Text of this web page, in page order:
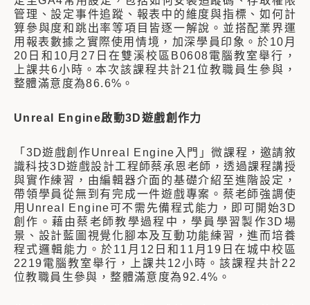
管理、設定事件追蹤、報表中的維度與指標、如何計
算參與度和跳出率等項目皆逐一解說。並搭配業界運
用報表數據之實際使用情境，加深學員印象。於10月
20日和10月27日在雙溪校區B0608電腦教室舉行，
上課共6小時。本次該課程共計21位教職員生參與，
整體滿意度為86.6%。
Unreal Engine啟動3D遊戲創作力
「3D遊戲創作Unreal Engine入門」微課程，邀請敘
識科技3D遊戲設計工程師蔡承恩老師，透過課程講授
與實作練習，由編輯器介面的基礎介紹至進階設定，
帶領學員從無到有完成一件遊戲專案。蔡老師強調使
用Unreal Engine可不需先備程式能力，即可開始3D
創作。藉由蔡老師教學過程中，學員學習製作3D場
景、設計藍圖視覺化腳本及互動功能練習，進而培養
程式邏輯能力。於11月12日和11月19日在城中校區
2219電腦教室舉行，上課共12小時。該課程共計22
位教職員生參與，整體滿意度為92.4%。